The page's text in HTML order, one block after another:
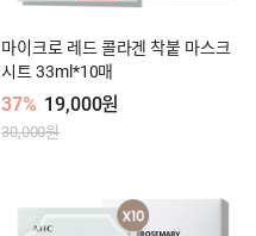
마이크로 레드 콜라겐 착붙 마스크
시트 33ml*10매
37% 19,000원
30,000원